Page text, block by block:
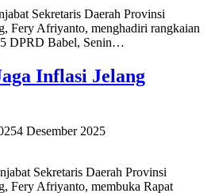
Sekretaris Daerah Provinsi
Fery Afriyanto, menghadiri rangkaian
DPRD Babel, Senin…
Inflasi Jelang
4 Desember 2025
Sekretaris Daerah Provinsi
Fery Afriyanto, membuka Rapat